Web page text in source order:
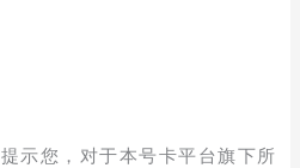
提示您，对于本号卡平台旗下所